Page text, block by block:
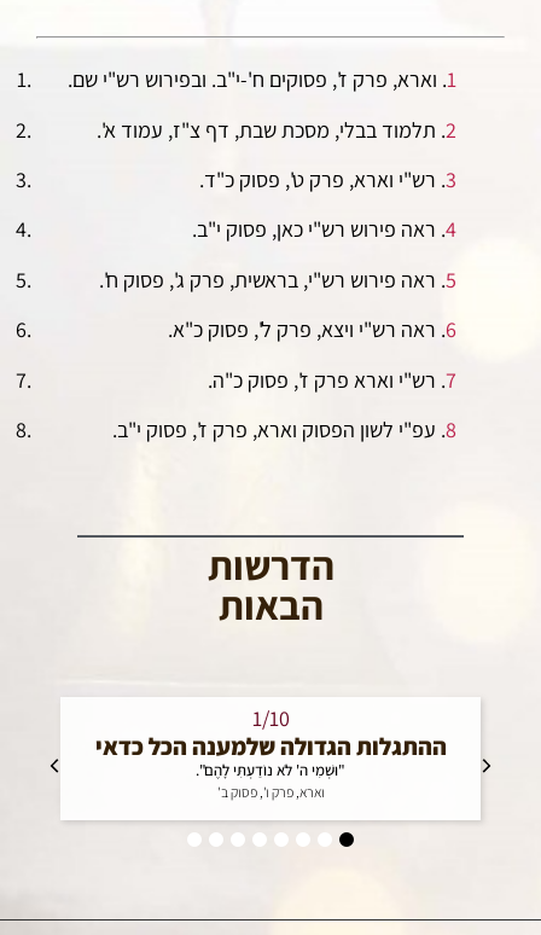
1. וארא, פרק ז', פסוקים ח'-י"ב. ובפירוש רש"י שם.
2. תלמוד בבלי, מסכת שבת, דף צ"ז, עמוד א'.
3. רש"י וארא, פרק ט', פסוק כ"ד.
4. ראה פירוש רש"י כאן, פסוק י"ב.
5. ראה פירוש רש"י, בראשית, פרק ג', פסוק ח'.
6. ראה רש"י ויצא, פרק ל', פסוק כ"א.
7. רש"י וארא פרק ז', פסוק כ"ה.
8. עפ"י לשון הפסוק וארא, פרק ז', פסוק י"ב.
הדרשות
הבאות
1/10
ההתגלות הגדולה שלמענה הכל כדאי
"וּשְׁמִי ה' לֹא נוֹדַעְתִּי לָהֶם".
וארא, פרק ו', פסוק ב'